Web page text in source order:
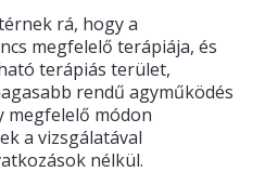
rá, hogy a
megfelelő terápiája, és
terápiás terület,
rendű agyműködés
megfelelő módon
a vizsgálatával
nélkül.